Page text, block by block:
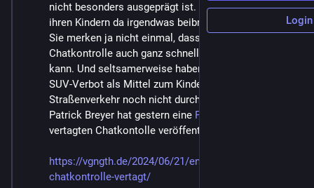
nicht besonders ausgeprägt ist. Wie sollten die Eltern
ihren Kindern da irgendwas beibringen oder vorleben?
Sie merken ja nicht einmal, dass sich die
Chatkontrolle auch ganz schnell gegen sie richten
kann. Und seltsamerweise haben sich Tempolimit und
SUV-Verbot als Mittel zum Kinderschutz im
Straßenverkehr noch nicht durchgesetzt.
Patrick Breyer hat gestern eine Pressemitteilung
vertagten Chatkontolle veröffentlicht.
https://vgngth.de/2024/06/21/entscheidung-ueber-
chatkontrolle-vertagt/
Login